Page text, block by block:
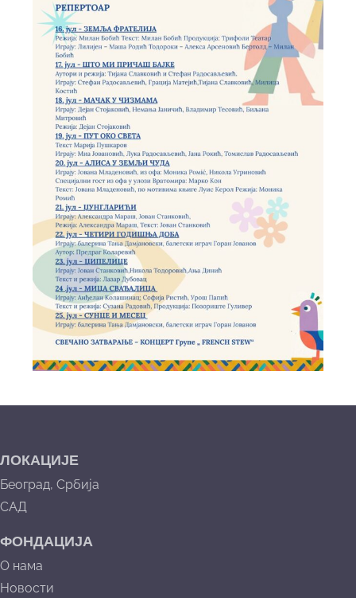
ЛОКАЦИЈЕ
Београд, Србија
САД
ФОНДАЦИЈА
О нама
Новости